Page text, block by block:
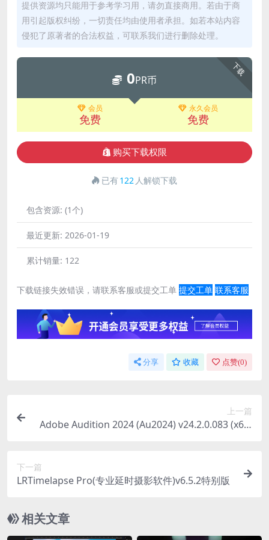
提供资源均只能用于参考学习用，请勿直接商用。若由于商
用引起版权纠纷，一切责任均由使用者承担。如若本站内容
侵犯了原著者的合法权益，可联系我们进行删除处理。
下载
0PR币
会员
免费
永久会员
免费
购买下载权限
已有122 人解锁下载
包含资源: (1个)
最近更新: 2026-01-19
累计销量: 122
下载链接失效错误，请联系客服或提交工单 提交工单 联系客服
分享 收藏 点赞(0)
上一篇
Adobe Audition 2024 (Au2024) v24.2.0.083 (x64)
下一篇
LRTimelapse Pro(专业延时摄影软件)v6.5.2特别版
相关文章